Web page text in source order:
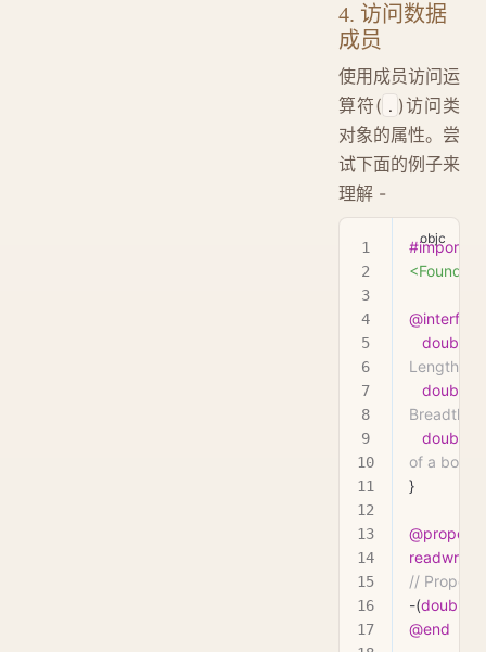
4. 访问数据
成员
使用成员访问运
算符( . )访问类
对象的属性。尝
试下面的例子来
理解 -
#import
@interface
   double
Length of
   double
Breadth
   double
of a box
}
@property
readwrite
// Property
-(double
@end